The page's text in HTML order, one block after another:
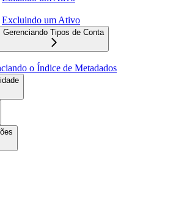
Excluindo um Ativo
Gerenciando Tipos de Conta
o Índice de Metadados